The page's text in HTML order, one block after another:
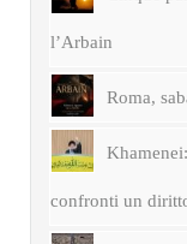
l’Arbain
Roma,
confronti un